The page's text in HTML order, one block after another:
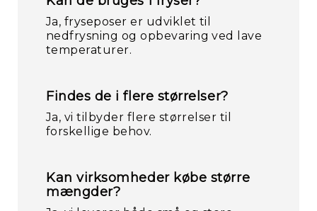
Ja, fryseposer er udviklet til
nedfrysning og opbevaring ved lave
temperaturer.
Findes de i flere størrelser?
Ja, vi tilbyder flere størrelser til
forskellige behov.
Kan virksomheder købe større
mængder?